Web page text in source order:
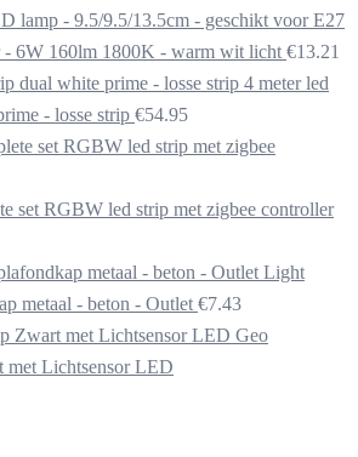
lamp - 9.5/9.5/13.5cm - geschikt voor E27
6W 160lm 1800K - warm wit licht €13.21
4 meter led
- losse strip €54.95
set RGBW led strip met zigbee controller
Light
metaal - beton - Outlet €7.43
Geo
met Lichtsensor LED